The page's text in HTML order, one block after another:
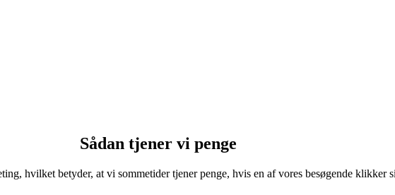
Sådan tjener vi penge
hvilket betyder, at vi sommetider tjener penge, hvis en af vores besøgende klikker